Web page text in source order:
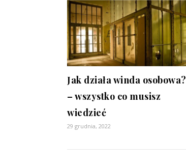
Jak działa winda osobowa?
– wszystko co musisz
wiedzieć
29 grudnia, 2022